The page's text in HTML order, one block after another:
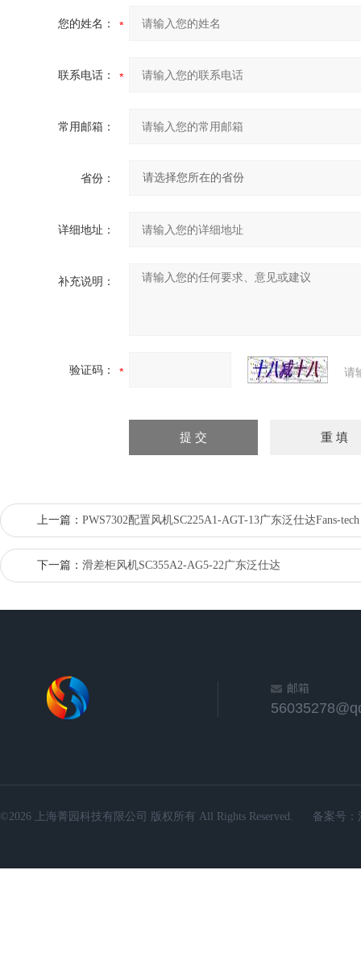
您的姓名：
联系电话：
常用邮箱：
省份：
详细地址：
补充说明：
验证码： 请
上一篇： PWS7302配置风机SC225A1-AGT-13广东泛仕达Fans-tech
下一篇： 滑差柜风机SC355A2-AG5-22广东泛仕达
邮箱
©2026 上海菁园科技有限公司 版权所有 All Rights Reserved. 备案号：